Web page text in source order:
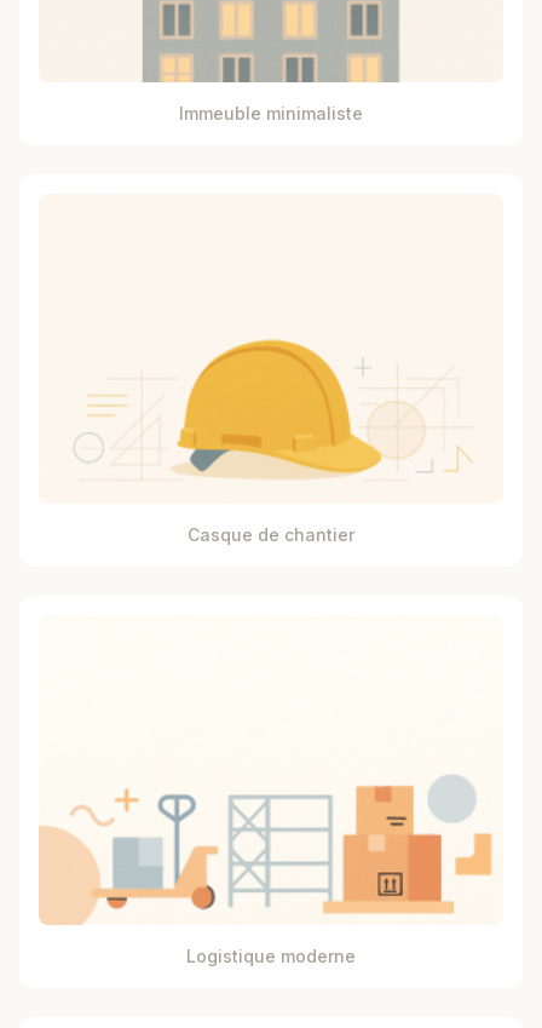
Immeuble minimaliste
Casque de chantier
Logistique moderne